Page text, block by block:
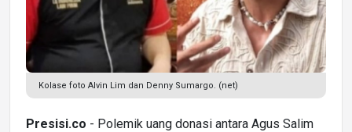
Kolase foto Alvin Lim dan Denny Sumargo. (net)
Presisi.co - Polemik uang donasi antara Agus Salim